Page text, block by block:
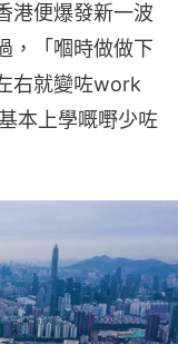
港便爆發新一波
，「嗰時做做下
右就變咗work
本上學嘅嘢少咗